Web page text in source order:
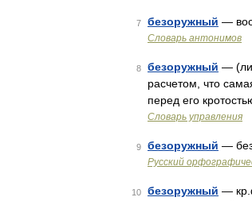
7 безоружный —
Словарь антонимов
8 безоружный —
расчетом, что
перед его
Словарь управления
9 безоружный —
Русский
10 безоружный —